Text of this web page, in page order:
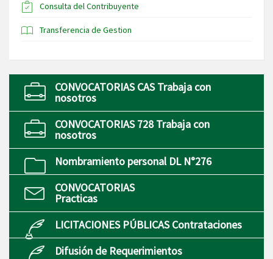
Consulta del Contribuyente
Transferencia de Gestion
CONVOCATORIAS CAS Trabaja con
nosotros
CONVOCATORIAS 728 Trabaja con
nosotros
Nombramiento personal DL N°276
CONVOCATORIAS
Practicas
LICITACIONES PÚBLICAS Contrataciones
Difusión de Requerimientos